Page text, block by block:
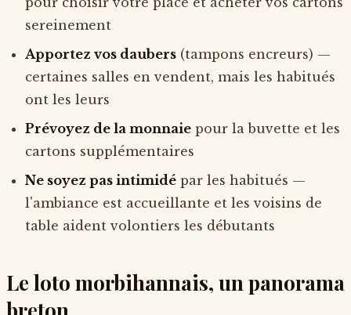
sereinement
Apportez vos daubers (tampons encreurs) —
certaines salles en vendent, mais les habitués
ont les leurs
Prévoyez de la monnaie pour la buvette et les
cartons supplémentaires
Ne soyez pas intimidé par les habitués —
l'ambiance est accueillante et les voisins de
table aident volontiers les débutants
Le loto morbihannais, un panorama